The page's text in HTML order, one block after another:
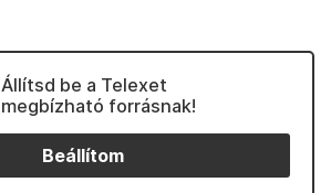
Állítsd be a Telexet
megbízható forrásnak!
Beállítom